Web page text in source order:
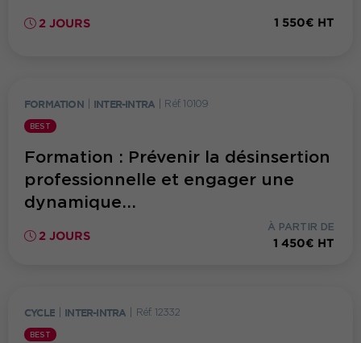
2 JOURS 1 550€ HT
FORMATION INTER-INTRA Réf. 10109
BEST
Formation : Prévenir la désinsertion
professionnelle et engager une
dynamique...
2 JOURS
À PARTIR DE
1 450€ HT
CYCLE INTER-INTRA Réf. 12332
BEST